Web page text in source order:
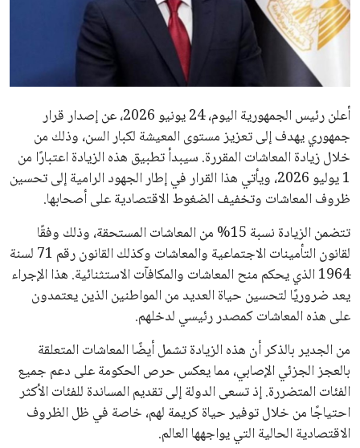
علوم وتكنولوجيا
المرأة والجمال
محافظات
أعلن رئيس الجمهورية اليوم، 24 يونيو 2026، عن إصدار قرار
جمهوري يهدف إلى تعزيز مستوى المعيشة لكبار السن، وذلك من
خلال زيادة المعاشات المقررة. سيبدأ تطبيق هذه الزيادة اعتبارًا من
1 يوليو 2026، ويأتي هذا القرار في إطار الجهود الرامية إلى تحسين
ظروف المعاشات وتخفيف الضغوط الاقتصادية على أصحابها.
تتضمن الزيادة نسبة 15% من المعاشات المستحقة، وذلك وفقًا
لقانون التأمينات الاجتماعية والمعاشات وكذلك القانون رقم 71 لسنة
1964 الذي يحكم منح المعاشات والمكافآت الاستثنائية. هذا الإجراء
يعد ضروريًا لتحسين حياة العديد من المواطنين الذين يعتمدون
على هذه المعاشات كمصدر رئيسي لدخلهم.
من الجدير بالذكر أن هذه الزيادة تشمل أيضًا المعاشات المتعلقة
بالعجز الجزئي الإصابي، مما يعكس حرص الحكومة على دعم جميع
الفئات المتضررة. إذ تسعى الدولة إلى تقديم المساندة للفئات الأكثر
احتياجًا من خلال توفير حياة كريمة لهم، خاصة في ظل الظروف
الاقتصادية الحالية التي يواجهها العالم.